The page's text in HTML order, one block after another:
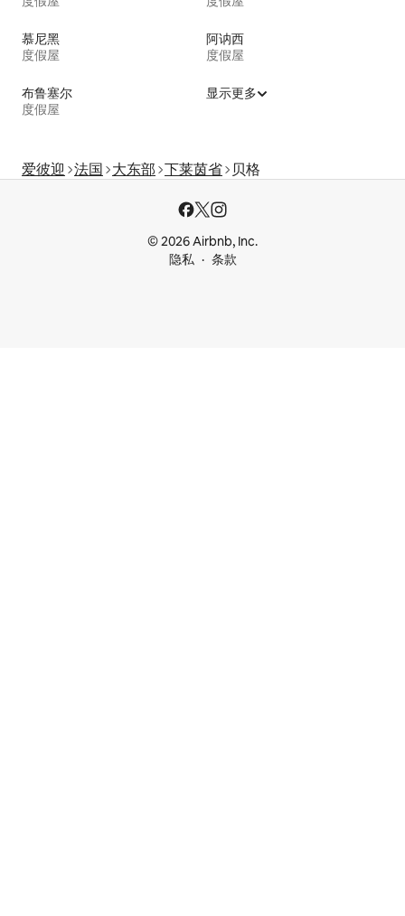
慕尼黑
度假屋
阿讷西
度假屋
布鲁塞尔
度假屋
显示更多
爱彼迎 法国 大东部 下莱茵省 贝格
© 2026 Airbnb, Inc.
隐私
条款